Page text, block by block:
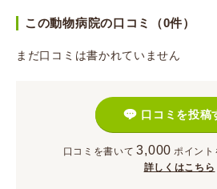
この動物病院の口コミ（0件）
まだ口コミは書かれていません
口コミを投稿
口コミを書いて 3,000 ポイント
詳しくはこちら